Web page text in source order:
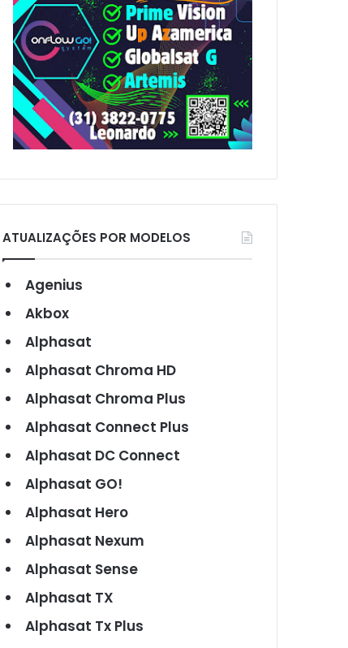
ATUALIZAÇÕES POR MODELOS
Agenius
Akbox
Alphasat
Alphasat Chroma HD
Alphasat Chroma Plus
Alphasat Connect Plus
Alphasat DC Connect
Alphasat GO!
Alphasat Hero
Alphasat Nexum
Alphasat Sense
Alphasat TX
Alphasat Tx Plus